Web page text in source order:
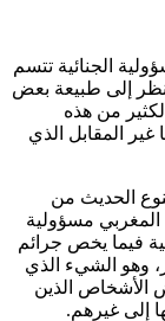
الجنائية تتسم
إلى طبيعة بعض
من هذه
غير المقابل الذي
الحديث من
المغربي مسؤولية
فيما يخص جرائم
وهو الشيء الذي
الأشخاص الذين
إلى غيرهم.